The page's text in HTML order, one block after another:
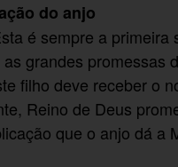
do anjo
é sempre a
grandes
filho deve receber o
Reino de Deus
que o anjo dá a